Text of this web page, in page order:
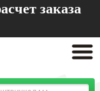
заказа